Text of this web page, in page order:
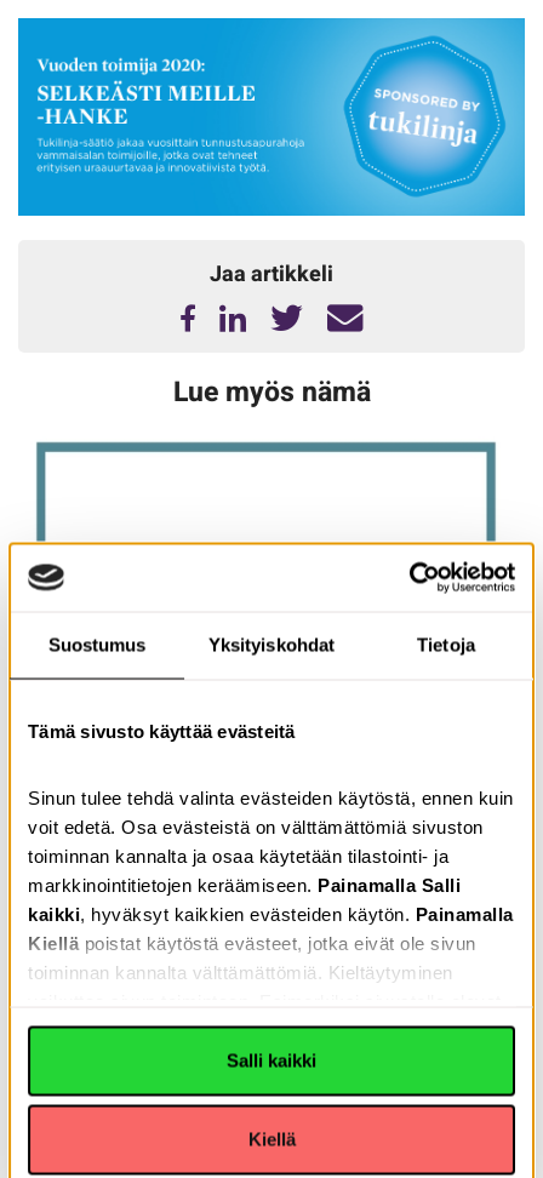
Suostumus Yksityiskohdat Tietoja
Tämä sivusto käyttää evästeitä
Sinun tulee tehdä valinta evästeiden käytöstä, ennen kuin
voit edetä. Osa evästeistä on välttämättömiä sivuston
toiminnan kannalta ja osaa käytetään tilastointi- ja
markkinointitietojen keräämiseen. Painamalla Salli
kaikki, hyväksyt kaikkien evästeiden käytön. Painamalla
Kiellä poistat käytöstä evästeet, jotka eivät ole sivun
toiminnan kannalta välttämättömiä. Kieltäytyminen
Youtube-videot eivät toimi. Voit lukea Tietoja-välilehdeltä,
miksi evästeitä käytetään. Yksityiskohdat-välilehdeltä
voit lukea yksittäisistä evästeitä lisätietoa
Salli kaikki
Kiellä
Jaa artikkeli
Lue myös nämä
OmaKannalle myönnettiin Selkeästi meille -
tunnus